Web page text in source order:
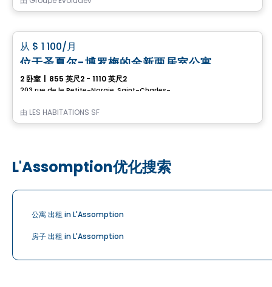
公寓
从 $ 1 100/月
位于圣夏尔-博罗梅的全新两居室公寓
2 卧室 855 英尺2 - 1110 英尺2
由 LES HABITATIONS SF
L'Assomption优化搜索
公寓 出租 in L'Assomption
房子 出租 in L'Assomption